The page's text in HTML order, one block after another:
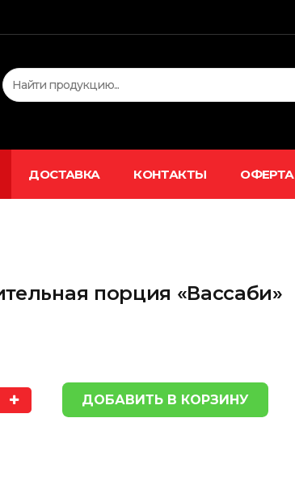
ДОСТАВКА КОНТАКТЫ ОФЕРТА
порция «Вассаби»